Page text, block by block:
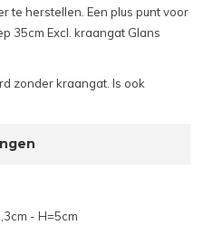
te herstellen. Een plus punt voor
35cm Excl. kraangat Glans
zonder kraangat. Is ook
- H=5cm